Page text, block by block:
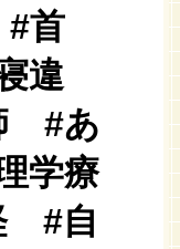
首
違
#あ
学療
#自